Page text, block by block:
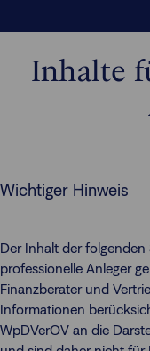
Inhalte
Wichtiger Hinweis
Der Inhalt der
professionelle Anleger
Finanzberater und
Informationen
WpDVerOV an die